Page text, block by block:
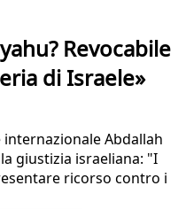
Revocabile
di Israele»
Abdallah
giustizia israeliana: "I
ricorso contro i